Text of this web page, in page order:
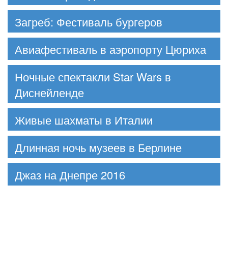
Загреб: Фестиваль бургеров
Авиафестиваль в аэропорту Цюриха
Ночные спектакли Star Wars в
Диснейленде
Живые шахматы в Италии
Длинная ночь музеев в Берлине
Джаз на Днепре 2016